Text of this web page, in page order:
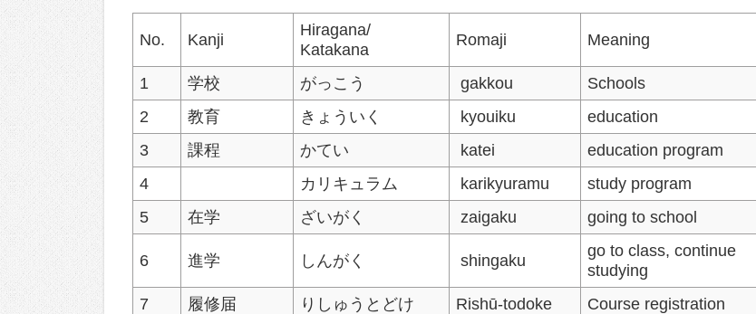
No. Kanji
Hiragana/
Katakana
Romaji Meaning
1 学校 がっこう gakkou
Schools
2
教育 きょういく kyouiku
education
3
課程 かてい katei
education program
4
カリキュラム karikyuramu
study program
5
在学 ざいがく zaigaku going to school
6 進学 しんがく shingaku
go to class, continue
studying
7
履修届 りしゅうとどけ Rishū-todoke
Course registration